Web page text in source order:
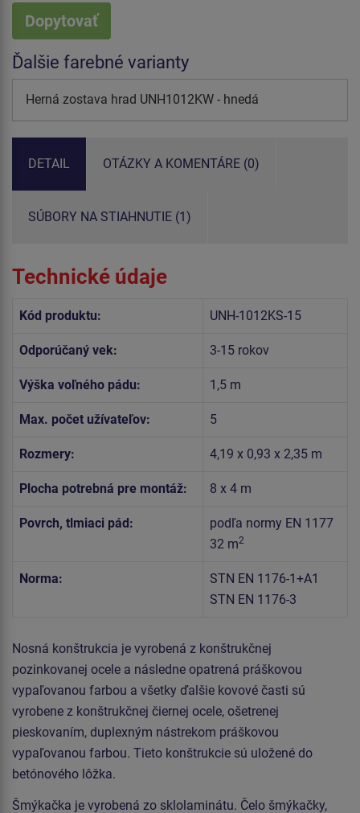
Dopytovať
Ďalšie farebné varianty
Herná zostava hrad UNH1012KW - hnedá
DETAIL OTÁZKY A KOMENTÁRE (0)
SÚBORY NA STIAHNUTIE (1)
Technické údaje
Kód produktu: UNH-1012KS-15
Odporúčaný vek: 3-15 rokov
Výška voľného pádu: 1,5 m
Max. počet užívateľov: 5
Rozmery: 4,19 x 0,93 x 2,35 m
Plocha potrebná pre montáž: 8 x 4 m
Povrch, tlmiaci pád:
podľa normy EN 1177
32 m2
Norma:
STN EN 1176-1+A1
STN EN 1176-3
Nosná konštrukcia je vyrobená z konštrukčnej
pozinkovanej ocele a následne opatrená práškovou
vypaľovanou farbou a všetky ďalšie kovové časti sú
vyrobene z konštrukčnej čiernej ocele, ošetrenej
pieskovaním, duplexným nástrekom práškovou
vypaľovanou farbou. Tieto konštrukcie sú uložené do
betónového lôžka.
Šmýkačka je vyrobená zo sklolaminátu. Čelo šmýkačky,